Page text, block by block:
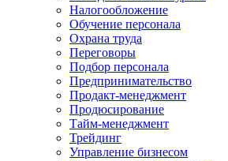
Налогообложение
Обучение персонала
Охрана труда
Переговоры
Подбор персонала
Предпринимательство
Продакт-менеджмент
Продюсирование
Тайм-менеджмент
Трейдинг
Управление бизнесом